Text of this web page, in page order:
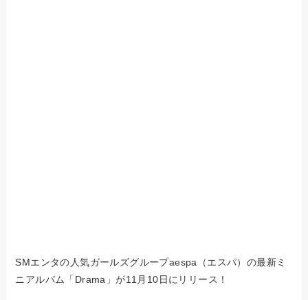
SMエンタの人気ガールズグループaespa（エスパ）の最新ミ
ニアルバム「Drama」が11月10日にリリース！